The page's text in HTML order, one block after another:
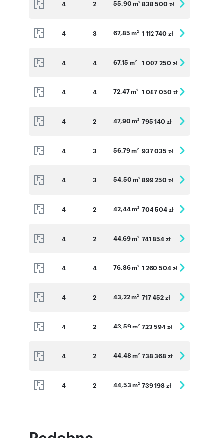
4 2 55,90 m2 838 500 zł
4 3 67,85 m2 1 112 740 zł
4 4 67,15 m2 1 007 250 zł
4 4 72,47 m2 1 087 050 zł
4 2 47,90 m2 795 140 zł
4 3 56,79 m2 937 035 zł
4 3 54,50 m2 899 250 zł
4 2 42,44 m2 704 504 zł
4 2 44,69 m2 741 854 zł
4 4 76,86 m2 1 260 504 zł
4 2 43,22 m2 717 452 zł
4 2 43,59 m2 723 594 zł
4 2 44,48 m2 738 368 zł
4 2 44,53 m2 739 198 zł